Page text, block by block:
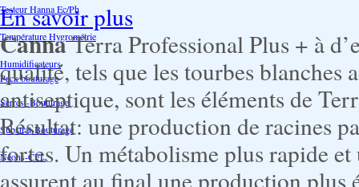
Testeur Hanna Ec/Ph
Température Hygrométrie
Humidificateurs
Pack bouturage
Serres -Bouturage
Substrat-Bouturage
Néons-CFL
En savoir plus
CannaTerra Professional Plus + à
qualité, tels que les tourbes blanches
antiseptique, sont les éléments de
Résultat: une production de racines
fortes. Un métabolisme plus rapide
assurent au final une production plus